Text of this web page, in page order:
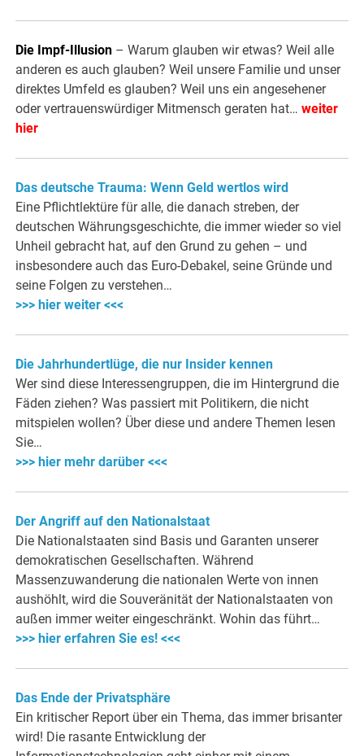
Die Impf-Illusion – Warum glauben wir etwas? Weil alle
anderen es auch glauben? Weil unsere Familie und unser
direktes Umfeld es glauben? Weil uns ein angesehener
oder vertrauenswürdiger Mitmensch geraten hat…weiter
hier
Das deutsche Trauma: Wenn Geld wertlos wird
Eine Pflichtlektüre für alle, die danach streben, der
deutschen Währungsgeschichte, die immer wieder so viel
Unheil gebracht hat, auf den Grund zu gehen – und
insbesondere auch das Euro-Debakel, seine Gründe und
seine Folgen zu verstehen…
>>> hier weiter <<<
Die Jahrhundertlüge, die nur Insider kennen
Wer sind diese Interessengruppen, die im Hintergrund die
Fäden ziehen? Was passiert mit Politikern, die nicht
mitspielen wollen? Über diese und andere Themen lesen
Sie…
>>> hier mehr darüber <<<
Der Angriff auf den Nationalstaat
Die Nationalstaaten sind Basis und Garanten unserer
demokratischen Gesellschaften. Während
Massenzuwanderung die nationalen Werte von innen
aushöhlt, wird die Souveränität der Nationalstaaten von
außen immer weiter eingeschränkt. Wohin das führt…
>>> hier erfahren Sie es! <<<
Das Ende der Privatsphäre
Ein kritischer Report über ein Thema, das immer brisanter
wird! Die rasante Entwicklung der